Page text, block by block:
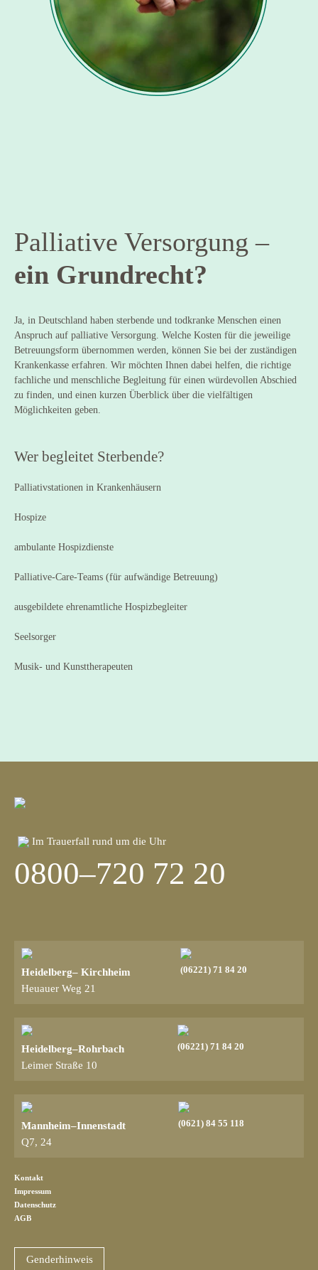
Palliative Versorgung –
ein Grundrecht?
Ja, in Deutschland haben sterbende und todkranke Menschen einen
Anspruch auf palliative Versorgung. Welche Kosten für die jeweilige
Betreuungsform übernommen werden, können Sie bei der zuständigen
Krankenkasse erfahren. Wir möchten Ihnen dabei helfen, die richtige
fachliche und menschliche Begleitung für einen würdevollen Abschied
zu finden, und einen kurzen Überblick über die vielfältigen
Möglichkeiten geben.
Wer begleitet Sterbende?
Palliativstationen in Krankenhäusern
Hospize
ambulante Hospizdienste
Palliative-Care-Teams (für aufwändige Betreuung)
ausgebildete ehrenamtliche Hospizbegleiter
Seelsorger
Musik- und Kunsttherapeuten
Im Trauerfall rund um die Uhr
0800–720 72 20
Heidelberg– Kirchheim
Heuauer Weg 21
(06221) 71 84 20
Heidelberg–Rohrbach
Leimer Straße 10
(06221) 71 84 20
Mannheim–Innenstadt
Q7, 24
(0621) 84 55 118
Kontakt
Impressum
Datenschutz
AGB
Genderhinweis